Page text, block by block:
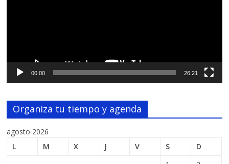
00:00 26:21
Organiza tu tiempo y agenda
agosto 2026
L
M X J V S
D